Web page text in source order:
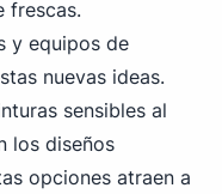
frescas.
y equipos de
nuevas ideas.
sensibles al
los diseños
opciones atraen a